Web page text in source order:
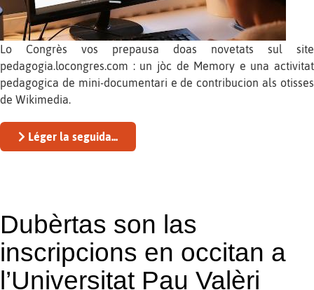
Lo Congrès vos prepausa doas novetats sul site
pedagogia.locongres.com : un jòc de Memory e una activitat
pedagogica de mini-documentari e de contribucion als otisses
de Wikimedia.
Léger la seguida...
Dubèrtas son las
inscripcions en occitan a
l’Universitat Pau Valèri